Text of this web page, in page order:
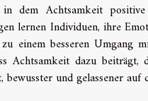
dem Achtsamkeit
lernen Individuen, ihre
einem besseren Umgang
Achtsamkeit dazu
und gelassener